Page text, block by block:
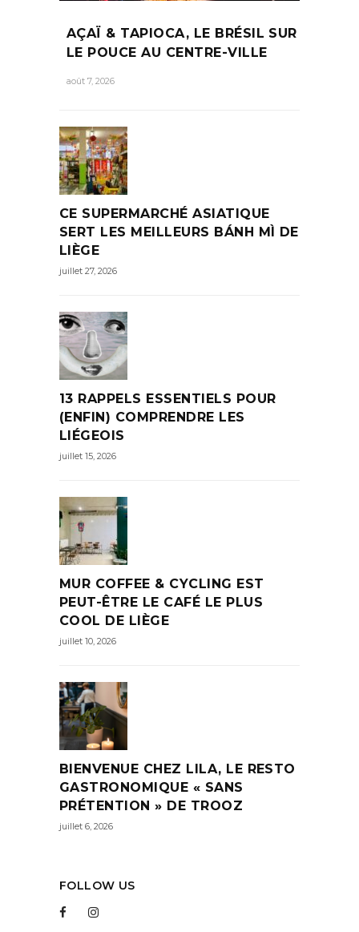
AÇAÏ & TAPIOCA, LE BRÉSIL SUR
LE POUCE AU CENTRE-VILLE
août 7, 2026
CE SUPERMARCHÉ ASIATIQUE
SERT LES MEILLEURS BÁNH MÌ DE
LIÈGE
juillet 27, 2026
13 RAPPELS ESSENTIELS POUR
(ENFIN) COMPRENDRE LES
LIÉGEOIS
juillet 15, 2026
MUR COFFEE & CYCLING EST
PEUT-ÊTRE LE CAFÉ LE PLUS
COOL DE LIÈGE
juillet 10, 2026
BIENVENUE CHEZ LILA, LE RESTO
GASTRONOMIQUE « SANS
PRÉTENTION » DE TROOZ
juillet 6, 2026
FOLLOW US